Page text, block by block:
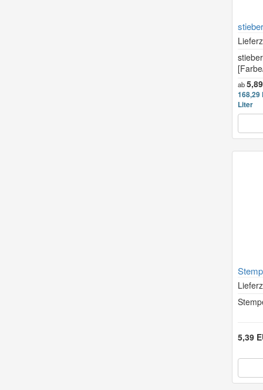
ab
168,29
Liter
5,39